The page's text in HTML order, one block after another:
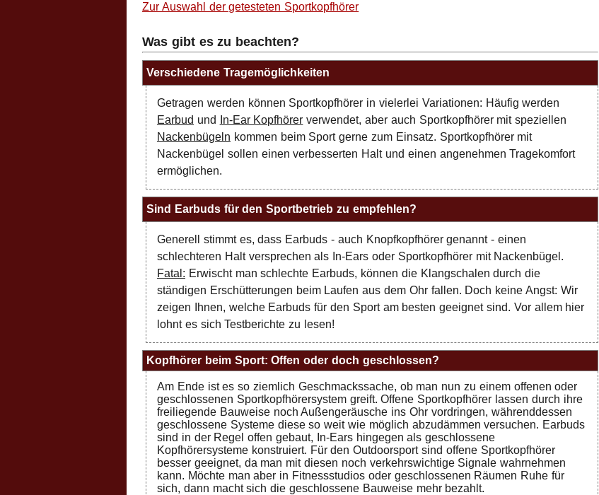
Zur Auswahl der getesteten Sportkopfhörer
Was gibt es zu beachten?
Verschiedene Tragemöglichkeiten
Getragen werden können Sportkopfhörer in vielerlei Variationen: Häufig werden
Earbud und In-Ear Kopfhörer verwendet, aber auch Sportkopfhörer mit speziellen
Nackenbügeln kommen beim Sport gerne zum Einsatz. Sportkopfhörer mit
Nackenbügel sollen einen verbesserten Halt und einen angenehmen Tragekomfort
ermöglichen.
Sind Earbuds für den Sportbetrieb zu empfehlen?
Generell stimmt es, dass Earbuds - auch Knopfkopfhörer genannt - einen
schlechteren Halt versprechen als In-Ears oder Sportkopfhörer mit Nackenbügel.
Fatal: Erwischt man schlechte Earbuds, können die Klangschalen durch die
ständigen Erschütterungen beim Laufen aus dem Ohr fallen. Doch keine Angst: Wir
zeigen Ihnen, welche Earbuds für den Sport am besten geeignet sind. Vor allem hier
lohnt es sich Testberichte zu lesen!
Kopfhörer beim Sport: Offen oder doch geschlossen?
Am Ende ist es so ziemlich Geschmackssache, ob man nun zu einem offenen oder
geschlossenen Sportkopfhörersystem greift. Offene Sportkopfhörer lassen durch ihre
freiliegende Bauweise noch Außengeräusche ins Ohr vordringen, währenddessen
geschlossene Systeme diese so weit wie möglich abzudämmen versuchen. Earbuds
sind in der Regel offen gebaut, In-Ears hingegen als geschlossene
Kopfhörersysteme konstruiert. Für den Outdoorsport sind offene Sportkopfhörer
besser geeignet, da man mit diesen noch verkehrswichtige Signale wahrnehmen
kann. Möchte man aber in Fitnessstudios oder geschlossenen Räumen Ruhe für
sich, dann macht sich die geschlossene Bauweise mehr bezahlt.